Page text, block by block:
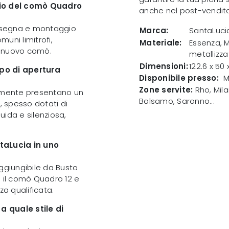
del comò Quadro
e montaggio
limitrofi,
comò.
di apertura
presentano un
spesso dotati di
e silenziosa,
in uno
da Busto
comò Quadro 12 e
qualificata.
quale stile di
anche nel post-
Marca:
Materiale:
Essenza,
Dimensioni:122.6 x 50
Disponibile presso:
Zone servite: Rho,
Balsamo, Saronno...